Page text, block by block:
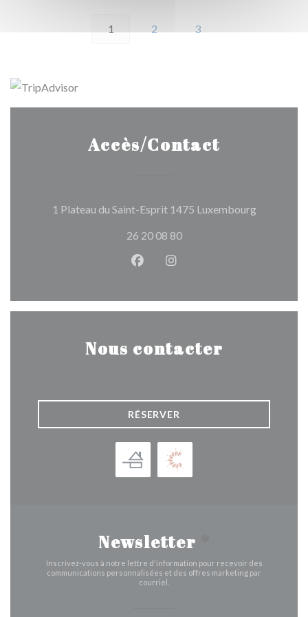
1 2 3
Accès/Contact
1 Plateau du Saint-Esprit 1475 Luxembourg((ouvre
26 20 08 80
Facebook ((ouvre une
Instagram ((ouvre une
Nous contacter
RÉSERVER
Newsletter
Inscrivez-vous à notre lettre d'information pour recevoir des
communications personnalisées et des offres marketing par
courriel.